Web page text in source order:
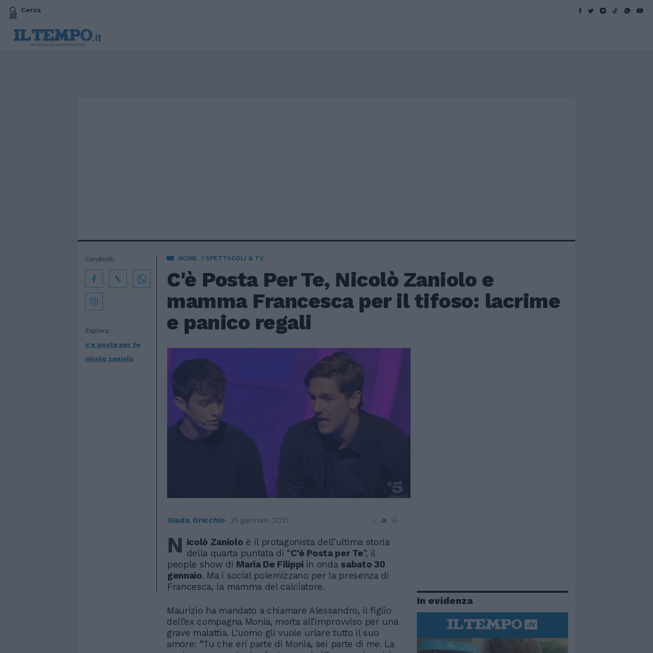
Cerca
HOME SPETTACOLI & TV
C'è Posta Per Te, Nicolò Zaniolo e
mamma Francesca per il tifoso: lacrime
e panico regali
Esplora:
c'e posta per te
nicolo zaniolo
Condividi:
Giada Oricchio 31 gennaio 2021 a
N icolò Zaniolo è il protagonista dell’ultima storia
della quarta puntata di “C’è Posta per Te”, il
people show di Maria De Filippi in onda sabato 30
gennaio. Ma i social polemizzano per la presenza di
Francesca, la mamma del calciatore.
Maurizio ha mandato a chiamare Alessandro, il figlio
dell’ex compagna Monia, morta all’improvviso per una
grave malattia. L’uomo gli vuole urlare tutto il suo
amore: “Tu che eri parte di Monia, sei parte di me. La
In evidenza